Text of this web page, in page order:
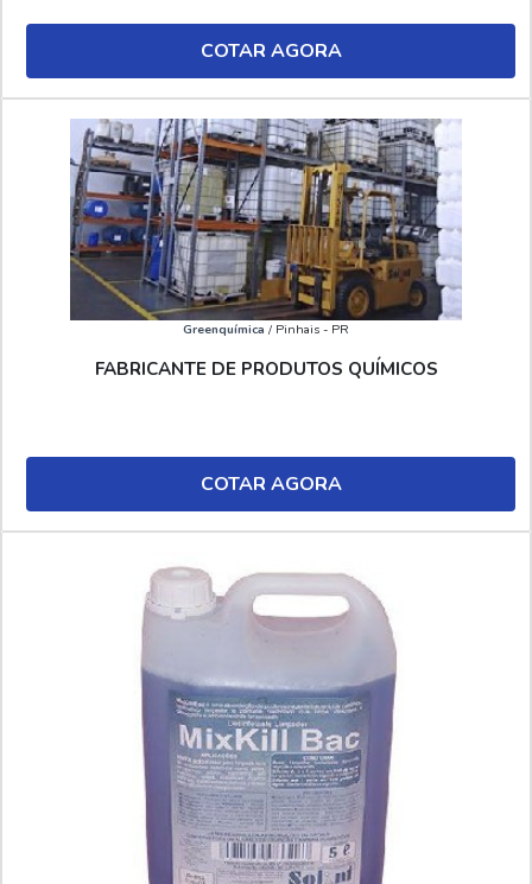
COTAR AGORA
Greenquímica / Pinhais - PR
FABRICANTE DE PRODUTOS QUÍMICOS
COTAR AGORA